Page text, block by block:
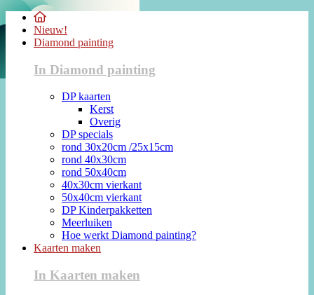
Nieuw!
Diamond painting
In Diamond painting
DP kaarten
Kerst
Overig
DP specials
rond 30x20cm /25x15cm
rond 40x30cm
rond 50x40cm
40x30cm vierkant
50x40cm vierkant
DP Kinderpakketten
Meerluiken
Hoe werkt Diamond painting?
Kaarten maken
In Kaarten maken